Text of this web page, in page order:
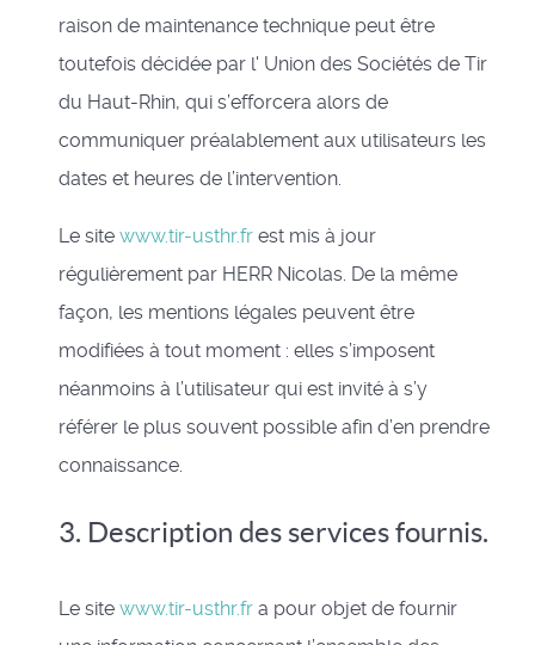
raison de maintenance technique peut être
toutefois décidée par l' Union des Sociétés de Tir
du Haut-Rhin, qui s’efforcera alors de
communiquer préalablement aux utilisateurs les
dates et heures de l’intervention.
Le site www.tir-usthr.fr est mis à jour
régulièrement par HERR Nicolas. De la même
façon, les mentions légales peuvent être
modifiées à tout moment : elles s’imposent
néanmoins à l’utilisateur qui est invité à s’y
référer le plus souvent possible afin d’en prendre
connaissance.
3. Description des services fournis.
Le site www.tir-usthr.fr a pour objet de fournir